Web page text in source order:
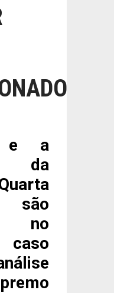
e a
da
são
no
caso